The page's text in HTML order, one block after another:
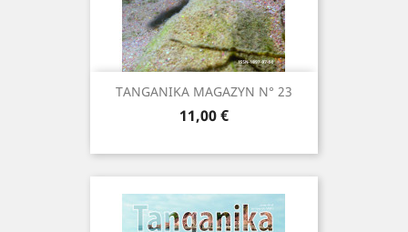
TANGANIKA MAGAZYN N° 23
Prix
11,00 €